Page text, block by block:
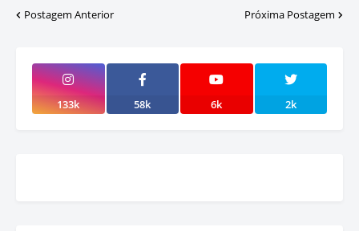
Postagem Anterior Próxima Postagem
133k 58k 6k 2k